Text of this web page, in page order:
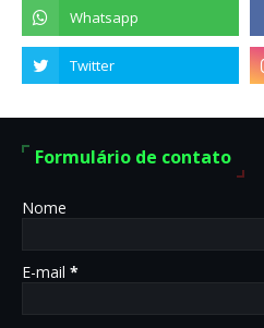
Formulário de contato
Nome
E-mail *